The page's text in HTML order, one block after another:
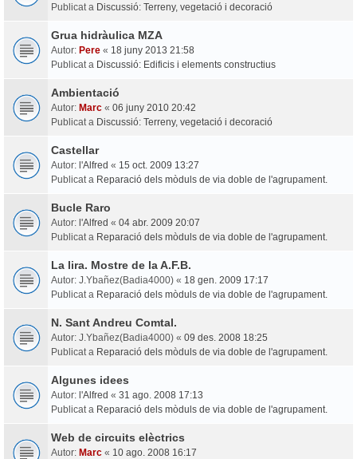
Publicat a Discussió: Terreny, vegetació i decoració
Grua hidràulica MZA
Autor: Pere « 18 juny 2013 21:58
Publicat a Discussió: Edificis i elements constructius
Ambientació
Autor: Marc « 06 juny 2010 20:42
Publicat a Discussió: Terreny, vegetació i decoració
Castellar
Autor: l'Alfred « 15 oct. 2009 13:27
Publicat a Reparació dels mòduls de via doble de l'agrupament.
Bucle Raro
Autor: l'Alfred « 04 abr. 2009 20:07
Publicat a Reparació dels mòduls de via doble de l'agrupament.
La lira. Mostre de la A.F.B.
Autor: J.Ybañez(Badia4000) « 18 gen. 2009 17:17
Publicat a Reparació dels mòduls de via doble de l'agrupament.
N. Sant Andreu Comtal.
Autor: J.Ybañez(Badia4000) « 09 des. 2008 18:25
Publicat a Reparació dels mòduls de via doble de l'agrupament.
Algunes idees
Autor: l'Alfred « 31 ago. 2008 17:13
Publicat a Reparació dels mòduls de via doble de l'agrupament.
Web de circuits elèctrics
Autor: Marc « 10 ago. 2008 16:17